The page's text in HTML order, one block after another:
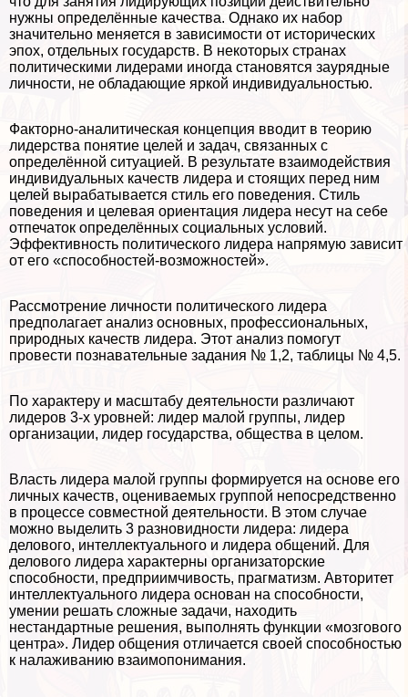
нужны определённые качества. Однако их набор
значительно меняется в зависимости от исторических
эпох, отдельных государств. В некоторых странах
политическими лидерами иногда становятся заурядные
личности, не обладающие яркой индивидуальностью.
Факторно-аналитическая концепция вводит в теорию
лидерства понятие целей и задач, связанных с
определённой ситуацией. В результате взаимодействия
индивидуальных качеств лидера и стоящих перед ним
целей выpaбатывается стиль его поведения. Стиль
поведения и целевая ориентация лидера несут на себе
отпечаток определённых социальных условий.
Эффективность политического лидера напрямую зависит
от его «способностей-возможностей».
Рассмотрение личности политического лидера
предполагает анализ основных, профессиональных,
природных качеств лидера. Этот анализ помогут
провести познавательные задания № 1,2, таблицы № 4,5.
По хаpaктеру и масштабу деятельности различают
лидеров 3-х уровней: лидер малой группы, лидер
организации, лидер государства, общества в целом.
Власть лидера малой группы формируется на основе его
личных качеств, оцениваемых группой непосредственно
в процессе совместной деятельности. В этом случае
можно выделить 3 разновидности лидера: лидера
делового, интеллектуального и лидера общений. Для
делового лидера хаpaктерны организаторские
способности, предприимчивость, прагматизм. Авторитет
интеллектуального лидера основан на способности,
умении решать сложные задачи, находить
нестандартные решения, выполнять функции «мозгового
центра». Лидер общения отличается своей способностью
к налаживанию взаимопонимания.